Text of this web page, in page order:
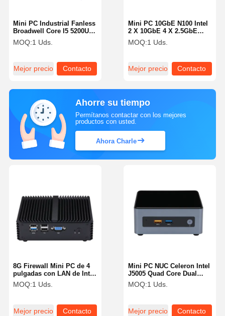
Mini PC Industrial Fanless
Broadwell Core I5 5200U 2
LAN PC Multimedia
Fanless
MOQ:1 Uds.
Mejor precio Contacto
Mini PC 10GbE N100 Intel
2 X 10GbE 4 X 2.5GbE
LAN Firewall Router para
Empresas
MOQ:1 Uds.
Mejor precio Contacto
Ahorre su tiempo
Permítanos contactar con los mejores
productos con usted.
Ahora Charle
Mini PC NUC Celeron Intel
J5005 Quad Core Dual
HDMI 4K 4x USB 3.0
MOQ:1 Uds.
Mejor precio Contacto
8G Firewall Mini PC de 4
pulgadas con LAN de Intel
J1900 Pfsense Box sin
ventilador Pfsense Mini
MOQ:1 Uds.
Mejor precio Contacto